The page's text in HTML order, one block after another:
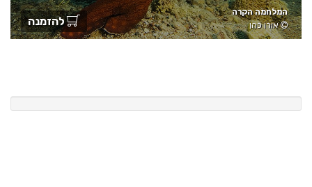
המלחמה הקרה
אורן כהן
להזמנה